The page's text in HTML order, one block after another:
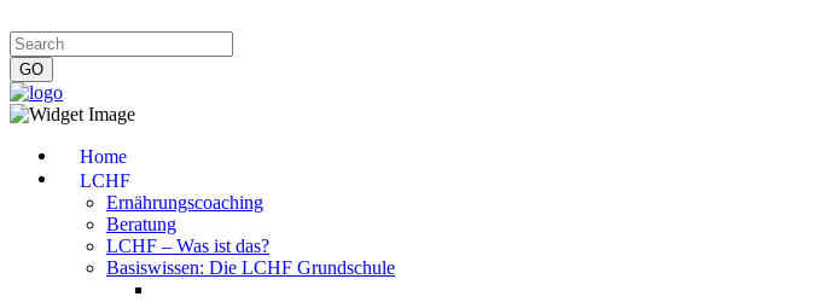
Home
LCHF
Ernährungscoaching
Beratung
LCHF – Was ist das?
Basiswissen: Die LCHF Grundschule